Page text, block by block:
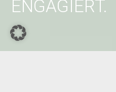
ENGAGIERT.